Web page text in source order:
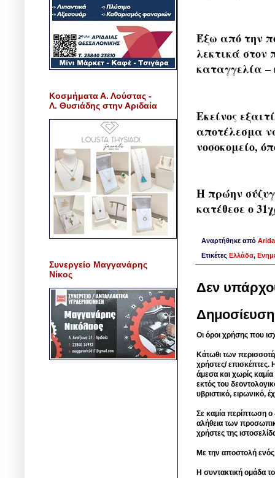
Έξω από την
λεκτικά στον
καταγγελία –
Εκείνος
αποτέλεσμα
νοσοκομείο,
Η πρώην
κατέθεσε ο
Αναρτήθηκε από
Ετικέτες Ελλάδα,
Δεν
Οι όροι χρήσης που
Κάτωθι των
χρήστες/ επισκέπτες.
άμεσα και χωρίς
εκτός του
υβριστικό, ειρωνικό,
Σε καμία περίπτωση ο
αλήθεια των
χρήστες της
Με την αποστολή
Η συντακτική ομάδα
Κοσμήματα Α. Λούστας -
Λ. Θυσιάδης στην Αριδαία
Συνεργείο Μαγγανάρης
Νίκος